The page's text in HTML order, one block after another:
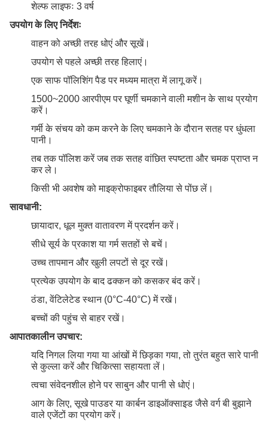
शेल्फ लाइफः 3 वर्ष
उपयोग के लिए निर्देशः
वाहन को अच्छी तरह धोएं और सूखें।
उपयोग से पहले अच्छी तरह हिलाएं।
एक साफ पॉलिशिंग पैड पर मध्यम मात्रा में लागू करें।
1500~2000 आरपीएम पर घूर्णी चमकाने वाली मशीन के साथ प्रयोग
करें।
गर्मी के संचय को कम करने के लिए चमकाने के दौरान सतह पर धुंधला
पानी।
तब तक पॉलिश करें जब तक सतह वांछित स्पष्टता और चमक प्राप्त न
कर ले।
किसी भी अवशेष को माइक्रोफाइबर तौलिया से पोंछ लें।
सावधानी:
छायादार, धूल मुक्त वातावरण में प्रदर्शन करें।
सीधे सूर्य के प्रकाश या गर्म सतहों से बचें।
उच्च तापमान और खुली लपटों से दूर रखें।
प्रत्येक उपयोग के बाद ढक्कन को कसकर बंद करें।
ठंडा, वेंटिलेटेड स्थान (0°C-40°C) में रखें।
बच्चों की पहुंच से बाहर रखें।
आपातकालीन उपचार:
यदि निगल लिया गया या आंखों में छिड़का गया, तो तुरंत बहुत सारे पानी
से कुल्ला करें और चिकित्सा सहायता लें।
त्वचा संवेदनशील होने पर साबुन और पानी से धोएं।
आग के लिए, सूखे पाउडर या कार्बन डाइऑक्साइड जैसे वर्ग बी बुझाने
वाले एजेंटों का प्रयोग करें।